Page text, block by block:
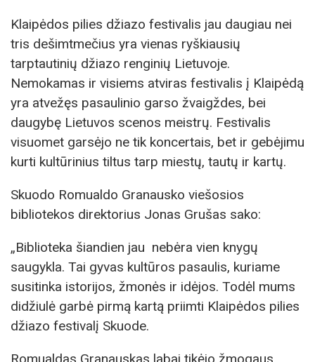
Klaipėdos pilies džiazo festivalis jau daugiau nei
tris dešimtmečius yra vienas ryškiausių
tarptautinių džiazo renginių Lietuvoje.
Nemokamas ir visiems atviras festivalis į Klaipėdą
yra atvežęs pasaulinio garso žvaigždes, bei
daugybę Lietuvos scenos meistrų. Festivalis
visuomet garsėjo ne tik koncertais, bet ir gebėjimu
kurti kultūrinius tiltus tarp miestų, tautų ir kartų.
Skuodo Romualdo Granausko viešosios
bibliotekos direktorius Jonas Grušas sako:
„Biblioteka šiandien jau nebėra vien knygų
saugykla. Tai gyvas kultūros pasaulis, kuriame
susitinka istorijos, žmonės ir idėjos. Todėl mums
didžiulė garbė pirmą kartą priimti Klaipėdos pilies
džiazo festivalį Skuode.